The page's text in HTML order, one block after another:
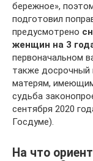
бережное»,
подготовил
предусмотрено
женщин на 3
первоначальном
также
матерям,
судьба
сентября 2020
Госдуме).
На что